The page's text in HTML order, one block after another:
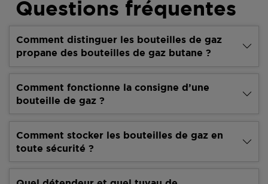
Questions fréquentes
Comment distinguer les bouteilles de gaz
propane des bouteilles de gaz butane ?
Comment fonctionne la consigne d’une
bouteille de gaz ?
Comment stocker les bouteilles de gaz en
toute sécurité ?